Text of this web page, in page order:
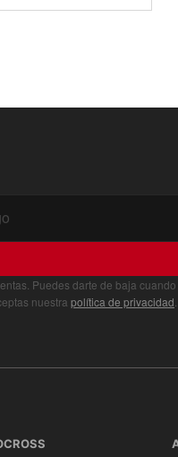
Puedes darte de baja cuando
nuestra política de privacidad